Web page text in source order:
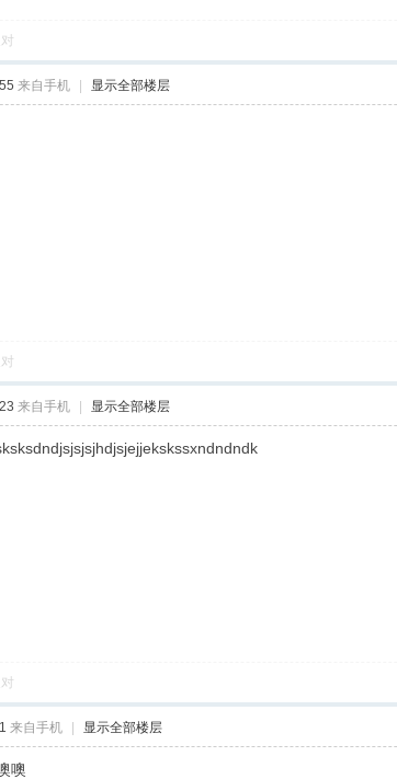
来自手机 显示全部楼层
来自手机 显示全部楼层
来自手机 显示全部楼层
噢